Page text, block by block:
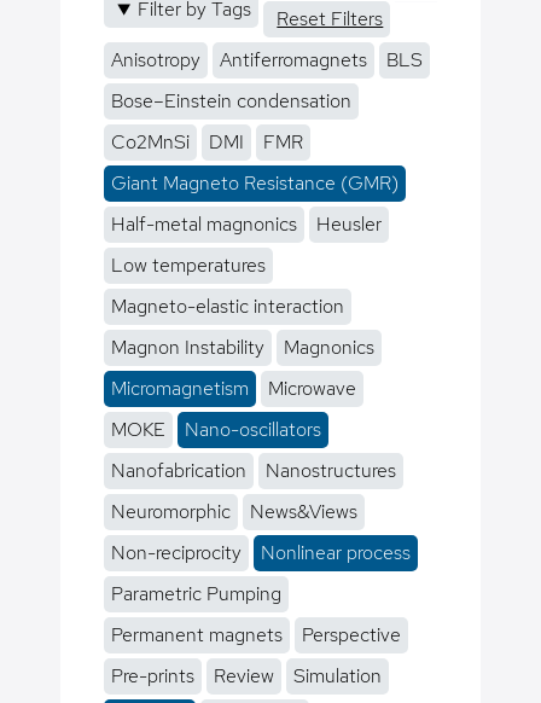
Filter by Tags
Reset Filters
Anisotropy
Antiferromagnets
BLS
Bose–Einstein condensation
Co2MnSi
DMI
FMR
Giant Magneto Resistance (GMR)
Half-metal magnonics
Heusler
Low temperatures
Magneto-elastic interaction
Magnon Instability
Magnonics
Micromagnetism
Microwave
MOKE
Nano-oscillators
Nanofabrication
Nanostructures
Neuromorphic
News&Views
Non-reciprocity
Nonlinear process
Parametric Pumping
Permanent magnets
Perspective
Pre-prints
Review
Simulation